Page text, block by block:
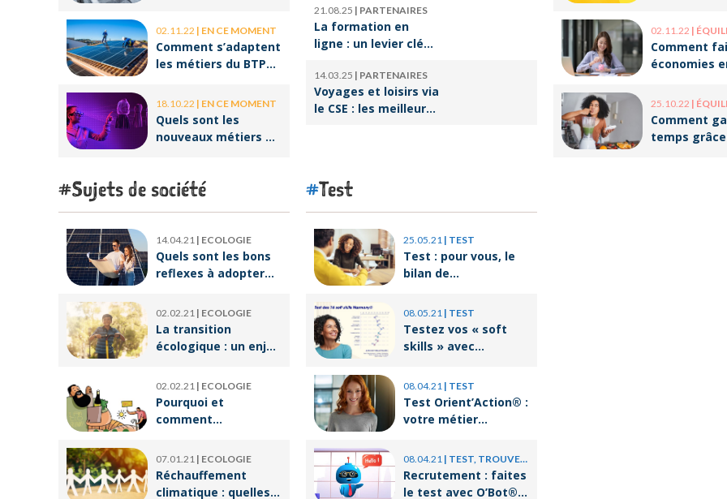
02.11.22 | EN CE MOMENT
Comment s’adaptent
les métiers du BTP
environnementaux ?
18.10.22 | EN CE MOMENT
Quels sont les
nouveaux métiers de
serein
21.08.25 | PARTENAIRES
La formation en
ligne : un levier clé
reconversion
professionnelle
14.03.25 | PARTENAIRES
Voyages et loisirs via
le CSE : les meilleures
populaires ?
02.11.22 | ÉQUILIBRE
Comment
économies
organisation
25.10.22 | ÉQUILIBRE
Comment
temps
Sujets de société
14.04.21 | ECOLOGIE
Quels sont les bons
reflexes à adopter
écoresponsable ?
02.02.21 | ECOLOGIE
La transition
écologique : un enjeu
avenir meilleur
02.02.21 | ECOLOGIE
Pourquoi et
comment
alimentation ?
07.01.21 | ECOLOGIE
Réchauffement
climatique : quelles
Test
25.05.21 | TEST
Test : pour vous, le
bilan de
quoi ?
08.05.21 | TEST
Testez vos « soft
skills » avec
08.04.21 | TEST
Test Orient’Action® :
votre métier
personnalité ?
08.04.21 | TEST, TROUVER UN JOB
Recrutement : faites
le test avec O’Bot®,